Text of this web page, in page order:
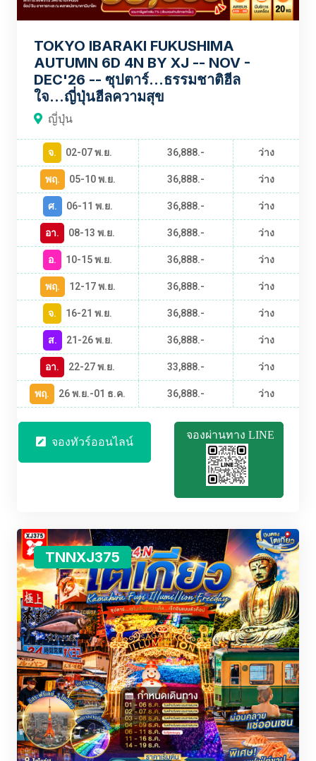
TOKYO IBARAKI FUKUSHIMA
AUTUMN 6D 4N BY XJ -- NOV -
DEC'26 -- ซุปตาร์...ธรรมชาติฮีล
ใจ...ญี่ปุ่นฮีลความสุข
ญี่ปุ่น
จ. 02-07 พ.ย. 36,888.-
ว่าง
พฤ.
05-10 พ.ย. 36,888.-
ว่าง
ศ.
06-11 พ.ย. 36,888.-
ว่าง
อา.
08-13 พ.ย. 36,888.-
ว่าง
อ.
10-15 พ.ย. 36,888.-
ว่าง
พฤ.
12-17 พ.ย. 36,888.-
ว่าง
จ.
16-21 พ.ย. 36,888.-
ว่าง
ส.
21-26 พ.ย. 36,888.-
ว่าง
อา.
22-27 พ.ย. 33,888.-
ว่าง
พฤ.
26 พ.ย.-01 ธ.ค. 36,888.- ว่าง
จองทัวร์ออนไลน์ จองผ่านทาง LINE
TNNXJ375